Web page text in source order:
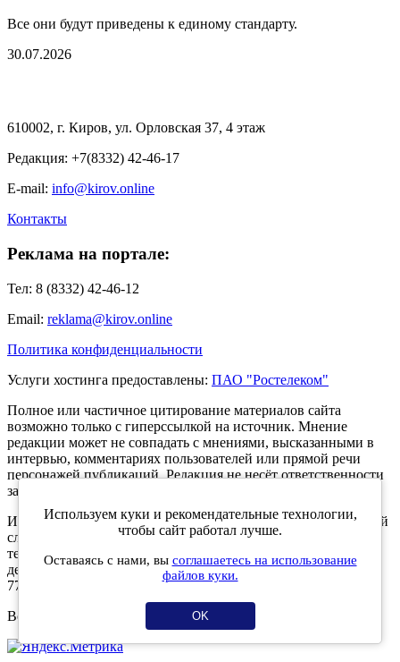
Все они будут приведены к единому стандарту.
30.07.2026
610002, г. Киров, ул. Орловская 37, 4 этаж
Редакция: +7(8332) 42-46-17
E-mail: info@kirov.online
Контакты
Реклама на портале:
Тел: 8 (8332) 42-46-12
Email: reklama@kirov.online
Политика конфиденциальности
Услуги хостинга предоставлены: ПАО "Ростелеком"
Полное или частичное цитирование материалов сайта
возможно только с гиперссылкой на источник. Мнение
редакции может не совпадать с мнениями, высказанными в
интервью, комментариях пользователей или прямой речи
персонажей публикаций. Редакция не несёт ответственности
за текст комментариев читателей.
Интернет-портал Kirov.online зарегистрирован в Федеральной
службе по надзору в сфере связи, информационных
технологий и массовых коммуникаций (Роскомнадзор) 5
декабря 2019 года. Регистрационный номер ЭЛ № ФС 77 -
77189.
Возрастное ограничение 12+
Используем куки и рекомендательные технологии,
чтобы сайт работал лучше.
Оставаясь с нами, вы соглашаетесь на использование
файлов куки.
OK